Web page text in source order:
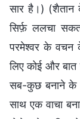
सार है।) (शैतान
सिर्फ़ ललचा
परमेश्वर के वचन
लिए कोई और
सब-कुछ बनाने के
साथ एक वाचा